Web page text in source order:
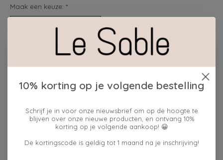
Maak een keuze: *
Toevoegen aan winkelwagen
Plaats bestelling
10% korting op je volgende bestelling
Schrijf je in voor onze nieuwsbrief om op de hoogte te
blijven over onze nieuwe producten, en ontvang 10%
korting op je volgende aankoop! 😀
De kortingscode is geldig tot 1 maand na je inschrijving!